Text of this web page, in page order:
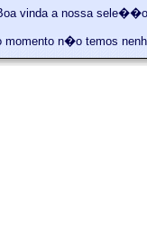
vinda a nossa
momento n�o temos